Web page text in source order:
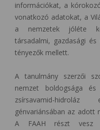
információkat, a
vonatkozó adatokat, a
a nemzetek jóléte
társadalmi, gazdasági
tényezők mellett.
A tanulmány szerzői
nemzet boldogsága
zsírsavamid-
génvariánsában az adott
A FAAH részt vesz